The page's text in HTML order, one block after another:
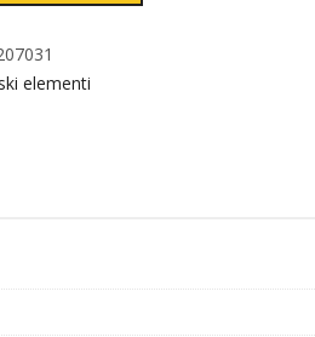
elementi